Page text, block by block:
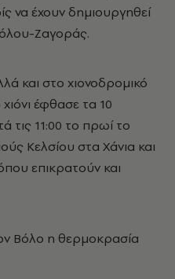
να έχουν δημιουργηθεί
Ζαγοράς.
και στο χιονοδρομικό
έφθασε τα 10
τις 11:00 το πρωί το
Κελσίου στα Χάνια και
επικρατούν και
Βόλο η θερμοκρασία